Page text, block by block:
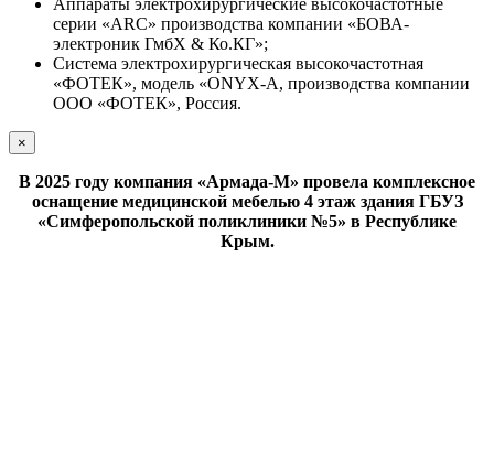
Аппараты электрохирургические высокочастотные
серии «ARC» производства компании «БОВА-
электроник ГмбХ & Ко.КГ»;
Система электрохирургическая высокочастотная
«ФОТЕК», модель «ONYX-А, производства компании
ООО «ФОТЕК», Россия.
×
В 2025 году компания «Армада-М» провела комплексное
оснащение медицинской мебелью 4 этаж здания ГБУЗ
«Симферопольской поликлиники №5» в Республике
Крым.